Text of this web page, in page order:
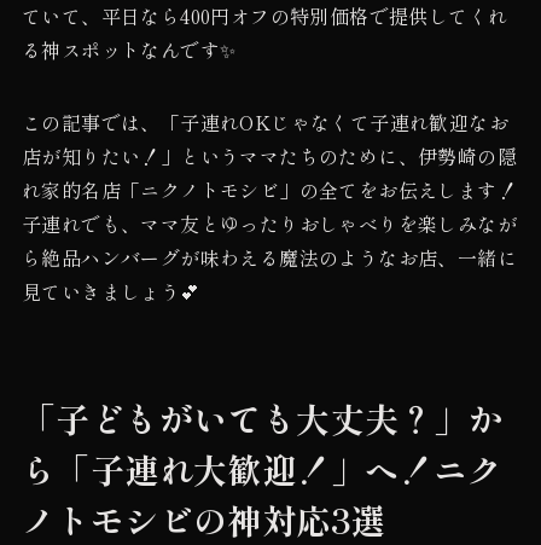
ていて、平日なら400円オフの特別価格で提供してくれ
る神スポットなんです✨
この記事では、「子連れOKじゃなくて子連れ歓迎なお
店が知りたい！」というママたちのために、伊勢崎の隠
れ家的名店「ニクノトモシビ」の全てをお伝えします！
子連れでも、ママ友とゆったりおしゃべりを楽しみなが
ら絶品ハンバーグが味わえる魔法のようなお店、一緒に
見ていきましょう💕
「子どもがいても大丈夫？」か
ら「子連れ大歓迎！」へ！ニク
ノトモシビの神対応3選